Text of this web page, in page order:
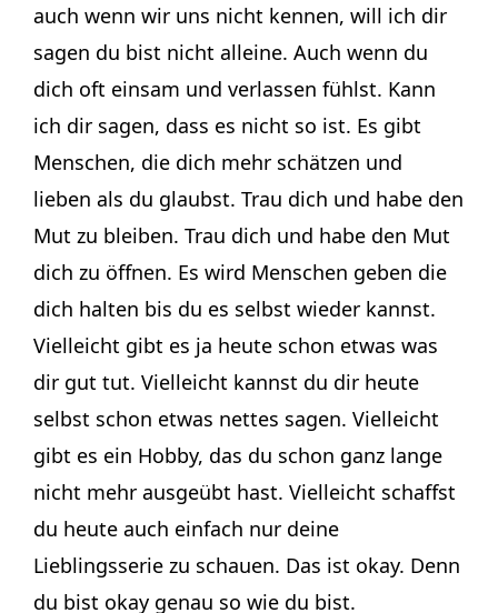
auch wenn wir uns nicht kennen, will ich dir
sagen du bist nicht alleine. Auch wenn du
dich oft einsam und verlassen fühlst. Kann
ich dir sagen, dass es nicht so ist. Es gibt
Menschen, die dich mehr schätzen und
lieben als du glaubst. Trau dich und habe den
Mut zu bleiben. Trau dich und habe den Mut
dich zu öffnen. Es wird Menschen geben die
dich halten bis du es selbst wieder kannst.
Vielleicht gibt es ja heute schon etwas was
dir gut tut. Vielleicht kannst du dir heute
selbst schon etwas nettes sagen. Vielleicht
gibt es ein Hobby, das du schon ganz lange
nicht mehr ausgeübt hast. Vielleicht schaffst
du heute auch einfach nur deine
Lieblingsserie zu schauen. Das ist okay. Denn
du bist okay genau so wie du bist.